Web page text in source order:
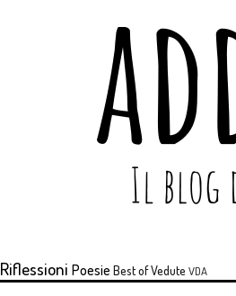
Riflessioni Poesie Best ofVedute VDA